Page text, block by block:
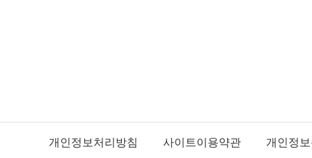
개인정보처리방침 사이트이용약관 개인정